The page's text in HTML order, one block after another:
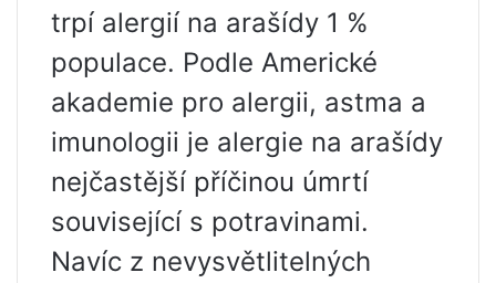
trpí alergií na arašídy 1 %
populace. Podle Americké
akademie pro alergii, astma a
imunologii je alergie na arašídy
nejčastější příčinou úmrtí
související s potravinami.
Navíc z nevysvětlitelných